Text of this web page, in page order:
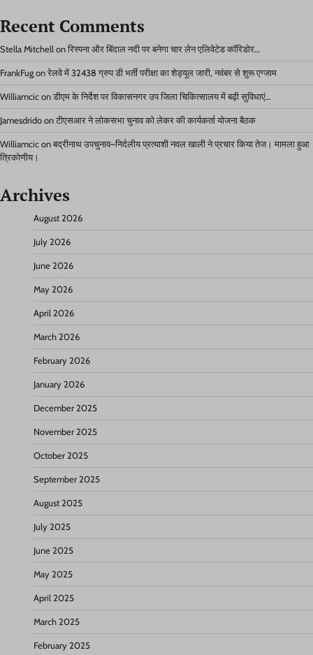
Recent Comments
Stella Mitchell on रिस्पना और बिंदाल नदी पर बनेगा चार लेन एलिवेटेड कॉरिडोर…
FrankFug on रेलवे में 32438 ग्रुप डी भर्ती परीक्षा का शेड्यूल जारी, नवंबर से शुरू एग्जाम
Williamcic on डीएम के निर्देश पर विकासनगर उप जिला चिकित्सालय में बढ़ी सुविधाएं…
Jamesdrido on टीएसआर ने लोकसभा चुनाव को लेकर की कार्यकर्ता योजना बैठक
Williamcic on बद्रीनाथ उपचुनाव–निर्दलीय प्रत्याशी नवल खाली ने प्रचार किया तेज। मामला हुआ
त्रिकोणीय।
Archives
August 2026
July 2026
June 2026
May 2026
April 2026
March 2026
February 2026
January 2026
December 2025
November 2025
October 2025
September 2025
August 2025
July 2025
June 2025
May 2025
April 2025
March 2025
February 2025